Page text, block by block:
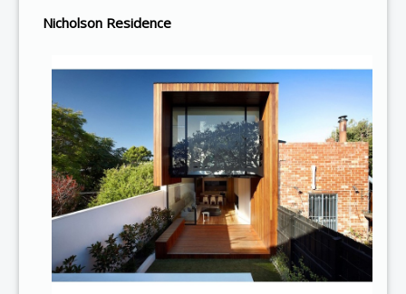
Nicholson Residence